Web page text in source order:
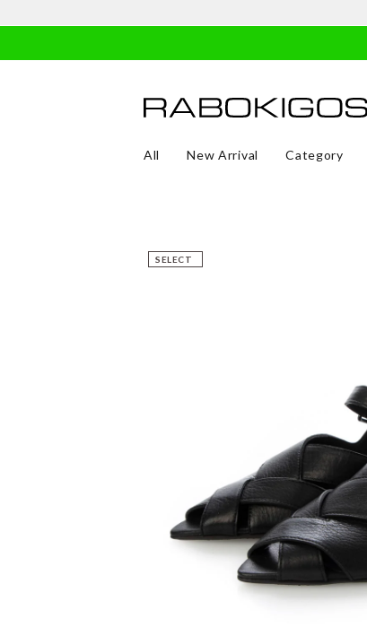
All New Arrival Category